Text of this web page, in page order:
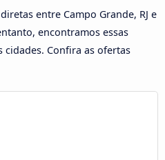
entre Campo Grande, RJ e
encontramos essas
Confira as ofertas